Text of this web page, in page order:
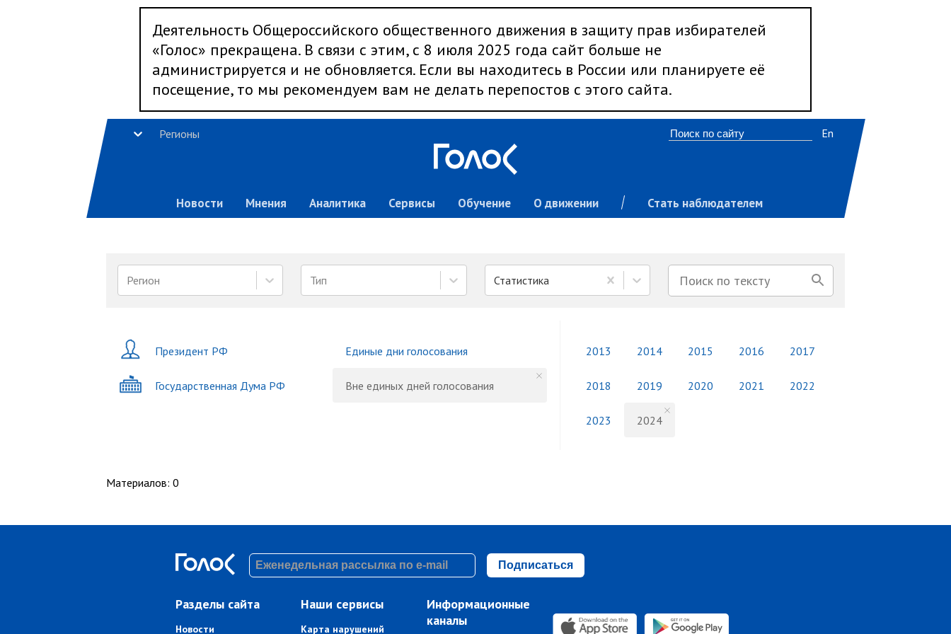
Деятельность Общероссийского общественного движения в защиту прав избирателей
«Голос» прекращена. В связи с этим, с 8 июля 2025 года сайт больше не
администрируется и не обновляется. Если вы находитесь в России или планируете её
посещение, то мы рекомендуем вам не делать перепостов с этого сайта.
Регионы
Новости Мнения Аналитика Сервисы Обучение О движении Стать наблюдателем
En
Регион Тип Статистика
Президент РФ
Государственная Дума РФ
Единые дни голосования
Вне единых дней голосования
2013 2014 2015 2016 2017
2018 2019 2020 2021 2022
2023 2024
Материалов: 0
Подписаться
Разделы сайта
Новости
Наши сервисы
Карта нарушений
Информационные
каналы